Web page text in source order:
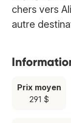
chers vers
autre
Prix moyen
291 $